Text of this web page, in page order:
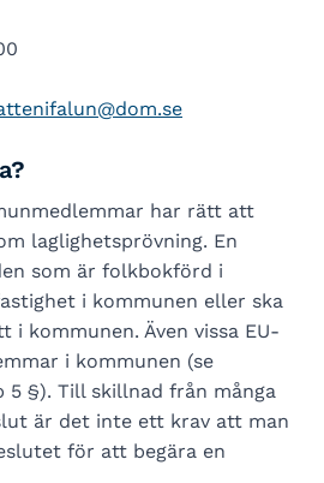
har rätt att
laglighetsprövning. En
som är folkbokförd i
i kommunen eller ska
i kommunen. Även vissa EU-
i kommunen (se
5 §). Till skillnad från många
är det inte ett krav att man
för att begära en